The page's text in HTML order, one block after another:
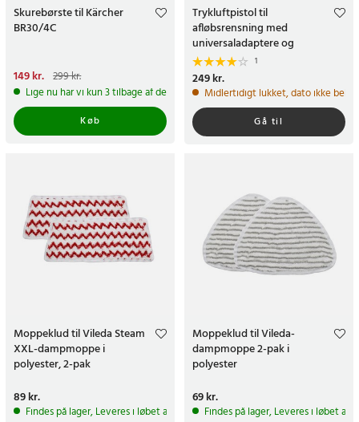
Skurebørste til Kärcher
BR30/4C
Nuværende pris
149 kr.Tidligere pris:299 kr.
149 kr. 299 kr.
Lige nu har vi kun 3 tilbage af dette produkt
Køb
Trykluftpistol til
afløbsrensning med
universaladaptere og
kemikaliefri rengøring
1
Pris:249 kr.
249 kr.
Midlertidigt lukket, dato ikke
Gå til
Moppeklud til Vileda Steam
XXL-dampmoppe i
polyester, 2-pak
Pris:89 kr.
89 kr.
Findes på lager, Leveres i løbet af 1-2 hverdage
Moppeklud til Vileda-
dampmoppe 2-pak i
polyester
Pris:69 kr.
69 kr.
Findes på lager, Leveres i løbet af